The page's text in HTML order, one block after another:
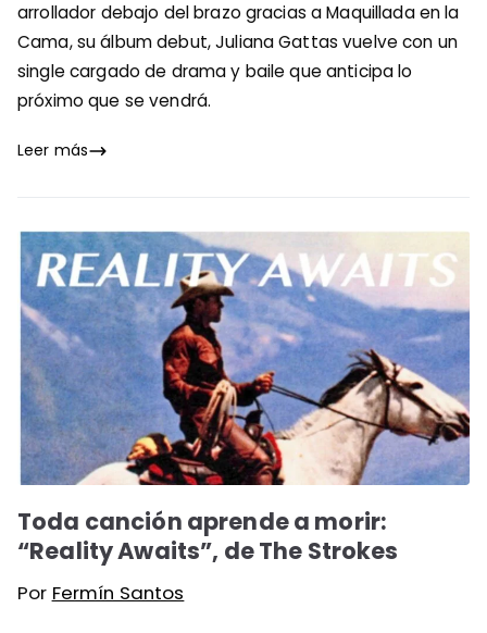
arrollador debajo del brazo gracias a Maquillada en la
Cama, su álbum debut, Juliana Gattas vuelve con un
single cargado de drama y baile que anticipa lo
próximo que se vendrá.
Leer más
Toda canción aprende a morir:
“Reality Awaits”, de The Strokes
Por Fermín Santos